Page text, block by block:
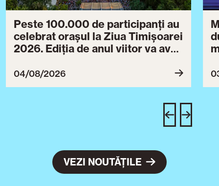
Peste 100.000 de participanți au
celebrat orașul la Ziua Timișoarei
2026. Ediția de anul viitor va avea
04/08/2026
VEZI NOUTĂȚILE